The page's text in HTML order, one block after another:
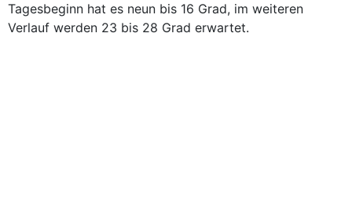
Tagesbeginn hat es neun bis 16 Grad, im weiteren
Verlauf werden 23 bis 28 Grad erwartet.